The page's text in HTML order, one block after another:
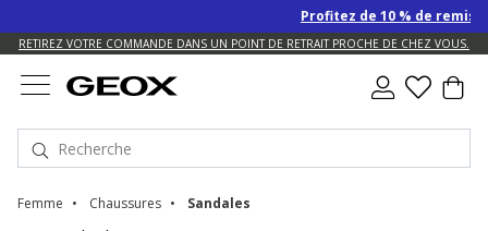
Profitez de 10 % de remise
RETIREZ VOTRE COMMANDE DANS UN POINT DE RETRAIT PROCHE DE CHEZ VOUS.
Femme Chaussures Sandales